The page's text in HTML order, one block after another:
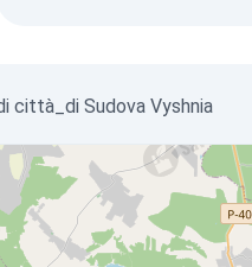
città_di Sudova Vyshnia